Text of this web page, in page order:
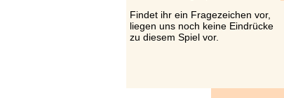
Findet ihr ein Fragezeichen vor,
liegen uns noch keine Eindrücke
zu diesem Spiel vor.